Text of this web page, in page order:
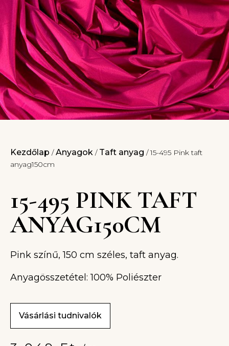
Kezdőlap /Anyagok / Taft anyag / 15-495 Pink taft
anyag150cm
15-495 PINK TAFT
ANYAG150CM
Pink színű, 150 cm széles, taft anyag.
Anyagösszetétel: 100% Poliészter
Vásárlási tudnivalók